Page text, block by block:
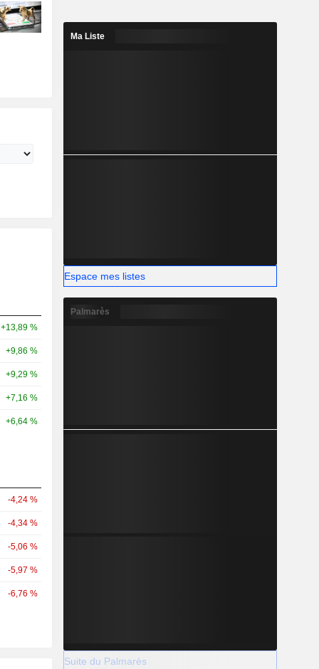
+13,89 %
+9,86 %
+9,29 %
+7,16 %
+6,64 %
-4,24 %
-4,34 %
-5,06 %
-5,97 %
-6,76 %
Ma Liste
Espace mes listes
Palmarès
Suite du Palmarès